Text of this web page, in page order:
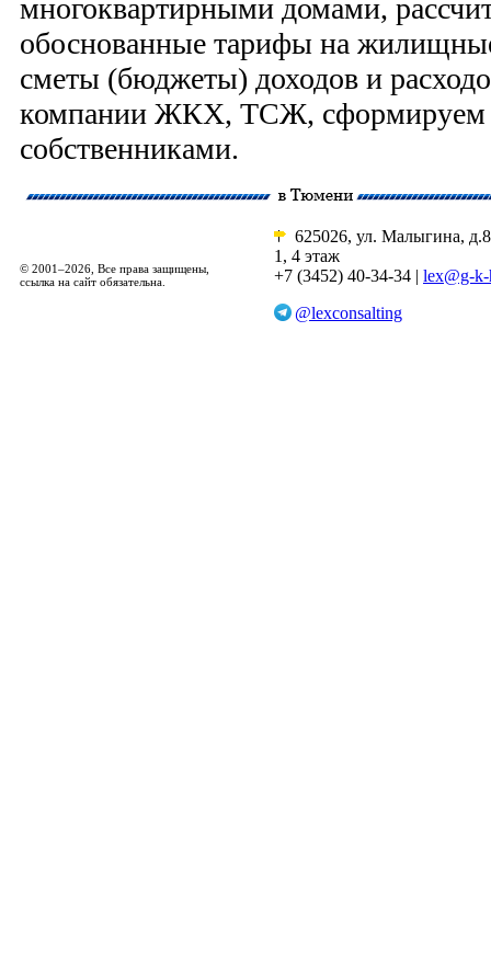
многоквартирными домами,
обоснованные тарифы на
сметы (бюджеты) доходов и
компании ЖКХ, ТСЖ, сформируем
собственниками.
© 2001–2026, Все права защищены,
ссылка на сайт обязательна.
625026, ул. Малыгина,
1, 4 этаж
+7 (3452) 40-34-34 | lex@g-
@lexconsalting